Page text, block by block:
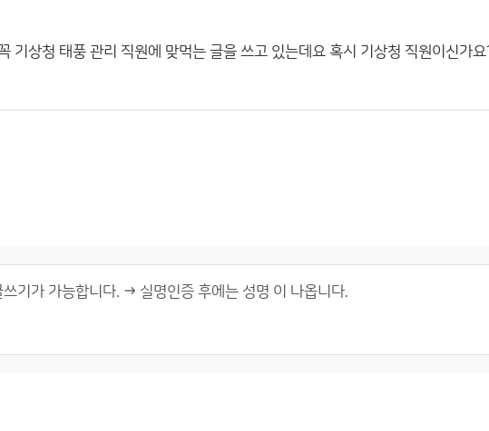
기상청 태풍 관리 직원에 맞먹는 글을 쓰고 있는데요 혹시 기상청 직원이신가요